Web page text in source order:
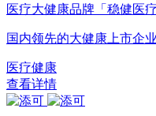
医疗大健康品牌「稳健医
国内领先的大健康上市企业
医疗健康
查看详情